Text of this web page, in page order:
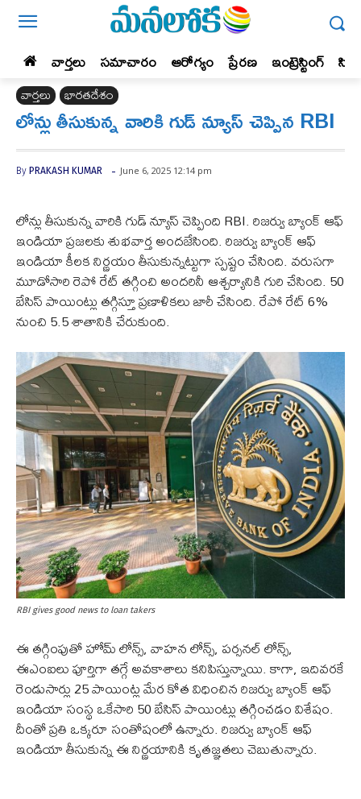
వార్తలు సమాచారం ఆరోగ్యం ప్రేర‌ణ‌ ఇంట్రెస్టింగ్‌
వార్తలు భారతదేశం
లోన్లు తీసుకున్న వారికి గుడ్ న్యూస్ చెప్పిన RBI
By PRAKASH KUMAR - June 6, 2025 12:14 pm
లోన్లు తీసుకున్న వారికి గుడ్ న్యూస్ చెప్పింది RBI. రిజర్వు బ్యాంక్ ఆఫ్
ఇండియా ప్రజలకు శుభవార్త అందజేసింది. రిజర్వు బ్యాంక్ ఆఫ్
ఇండియా కీలక నిర్ణయం తీసుకున్నట్టుగా స్పష్టం చేసింది. వరుసగా
మూడోసారి రెపో రేట్ తగ్గించి అందరినీ ఆశ్చర్యానికి గురి చేసింది. 50
బేసిస్ పాయింట్లు తగ్గిస్తూ ప్రణాళికలు జారీ చేసింది. రేపో రేట్ 6%
నుంచి 5.5 శాతానికి చేరుకుంది.
RBI gives good news to loan takers
ఈ తగ్గింపుతో హోమ్ లోన్స్, వాహన లోన్స్, పర్సనల్ లోన్స్,
ఈఎంఐలు పూర్తిగా తగ్గే అవకాశాలు కనిపిస్తున్నాయి. కాగా, ఇదివరకే
రెండుసార్లు 25 పాయింట్ల మేర కోత విధించిన రిజర్వు బ్యాంక్ ఆఫ్
ఇండియా సంస్థ ఒకేసారి 50 బేసిస్ పాయింట్లు తగ్గించడం విశేషం.
దీంతో ప్రతి ఒక్కరూ సంతోషంలో ఉన్నారు. రిజర్వు బ్యాంక్ ఆఫ్
ఇండియా తీసుకున్న ఈ నిర్ణయానికి కృతజ్ఞతలు చెబుతున్నారు.